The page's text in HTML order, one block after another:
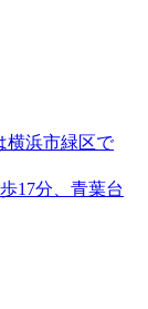
横浜市緑区で
17分、青葉台